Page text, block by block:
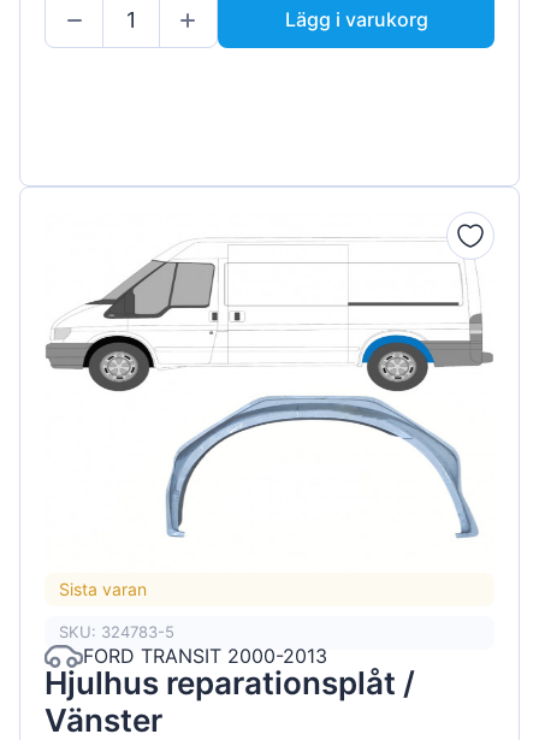
Lägg i varukorg
Sista varan
SKU: 324783-5
FORD TRANSIT 2000-2013
Hjulhus reparationsplåt /
Vänster